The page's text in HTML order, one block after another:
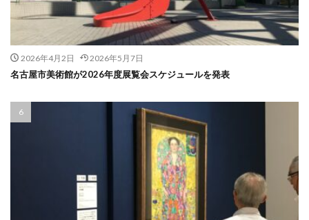
2026年4月2日 2026年5月7日
名古屋市美術館が2026年度展覧会スケジュールを発表